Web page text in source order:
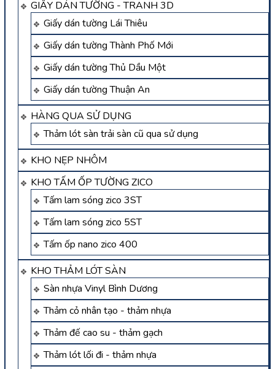
GIẤY DÁN TƯỜNG - TRANH 3D
Giấy dán tường Lái Thiêu
Giấy dán tường Thành Phố Mới
Giấy dán tường Thủ Dầu Một
Giấy dán tường Thuận An
HÀNG QUA SỬ DỤNG
Thảm lót sàn trải sàn cũ qua sử dụng
KHO NẸP NHÔM
KHO TẤM ỐP TƯỜNG ZICO
Tấm lam sóng zico 3ST
Tấm lam sóng zico 5ST
Tấm ốp nano zico 400
KHO THẢM LÓT SÀN
Sàn nhựa Vinyl Bình Dương
Thảm cỏ nhân tạo - thảm nhựa
Thảm đế cao su - thảm gạch
Thảm lót lối đi - thảm nhựa